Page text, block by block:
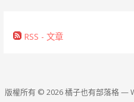
RSS - 文章
版權所有 © 2026 橘子也有部落格 —